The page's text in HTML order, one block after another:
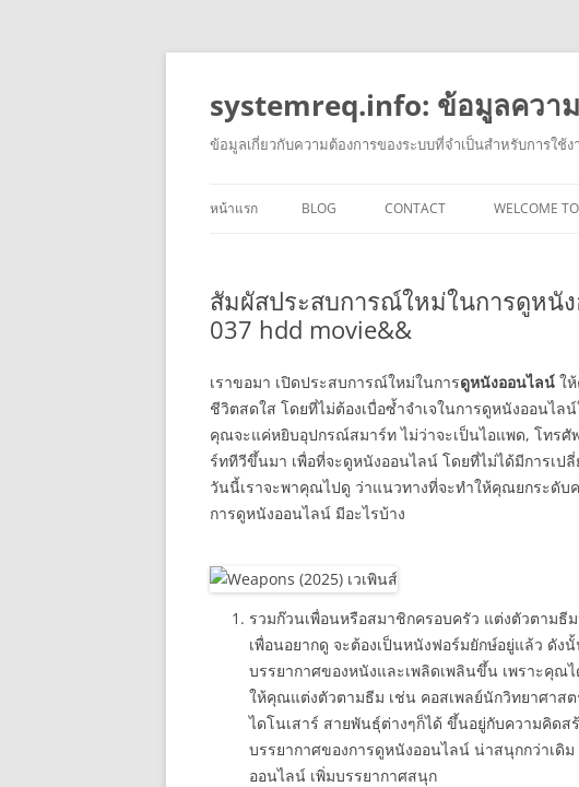
systemreq.info: ข้อมูลควา
ข้อมูลเกี่ยวกับความต้องการของระบบที่จำเป็นสำหรับการใช้
หน้าแรก BLOG CONTACT WELCOME
สัมผัสประสบการณ์ใหม่ในการดูหนั
037 hdd movie&&
เราขอมา เปิดประสบการณ์ใหม่ในการดูหนังออนไลน์ ใ
ชีวิตสดใส โดยที่ไม่ต้องเบื่อซ้ำจำเจในการดูหนังออนไล
คุณจะแค่หยิบอุปกรณ์สมาร์ท ไม่ว่าจะเป็นไอแพด, โทร
ร์ททีวีขึ้นมา เพื่อที่จะดูหนังออนไลน์ โดยที่ไม่ได้มีการเ
วันนี้เราจะพาคุณไปดู ว่าแนวทางที่จะทำให้คุณยกระดับ
การดูหนังออนไลน์ มีอะไรบ้าง
รวมก๊วนเพื่อนหรือสมาชิกครอบครัว แต่งตัวตาม
เพื่อนอยากดู จะต้องเป็นหนังฟอร์มยักษ์อยู่แล้ว ดั
บรรยากาศของหนังและเพลิดเพลินขึ้น เพราะคุณ
ให้คุณแต่งตัวตามธีม เช่น คอสเพลย์นักวิทยาศาส
ไดโนเสาร์ สายพันธุ์ต่างๆก็ได้ ขึ้นอยู่กับความคิด
บรรยากาศของการดูหนังออนไลน์ น่าสนุกกว่าเดิ
ออนไลน์ เพิ่มบรรยากาศสนุก